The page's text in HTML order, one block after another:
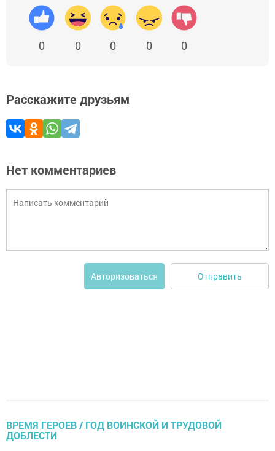
0 0 0 0 0
Расскажите друзьям
Нет комментариев
Авторизоваться Отправить
ВРЕМЯ ГЕРОЕВ / ГОД ВОИНСКОЙ И ТРУДОВОЙ
ДОБЛЕСТИ